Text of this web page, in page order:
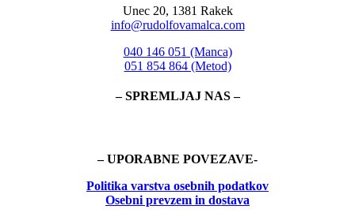
Unec 20, 1381 Rakek
info@rudolfovamalca.com
040 146 051 (Manca)
051 854 864 (Metod)
– SPREMLJAJ NAS –
– UPORABNE POVEZAVE-
Politika varstva osebnih podatkov
Osebni prevzem in dostava